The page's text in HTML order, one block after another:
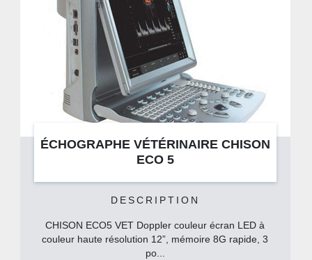
ÉCHOGRAPHE VÉTÉRINAIRE CHISON
ECO 5
DESCRIPTION
CHISON ECO5 VET Doppler couleur écran LED à
couleur haute résolution 12”, mémoire 8G rapide, 3
po...